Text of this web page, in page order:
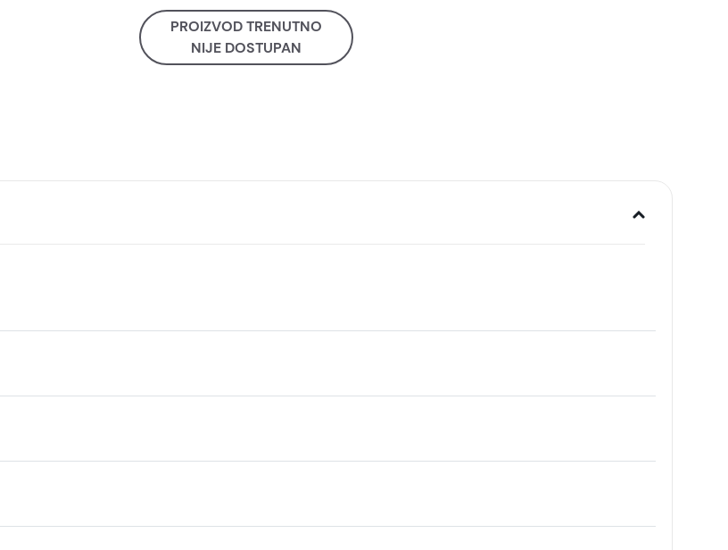
PROIZVOD TRENUTNO
NIJE DOSTUPAN